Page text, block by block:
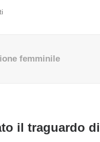
femminile
il traguardo